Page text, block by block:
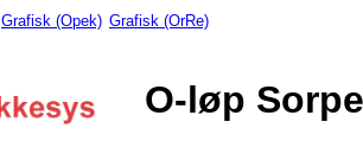
Grafisk (Opek) Grafisk (OrRe)
O-løp